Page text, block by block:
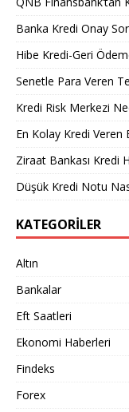
Banka Kredi Onay
Hibe Kredi-Geri
Senetle Para Veren
Kredi Risk Merkezi
En Kolay Kredi Veren
Ziraat Bankası Kredi
Düşük Kredi Notu
KATEGORILER
Altın
Bankalar
Eft Saatleri
Ekonomi Haberleri
Findeks
Forex